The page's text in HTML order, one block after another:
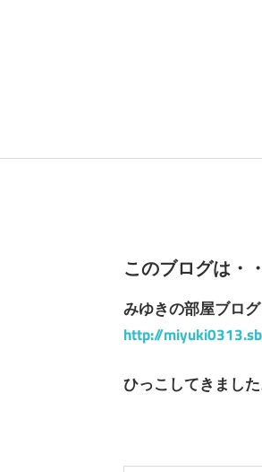
このブログは・・
みゆきの部屋ブログ
http://
ひっこしてきました